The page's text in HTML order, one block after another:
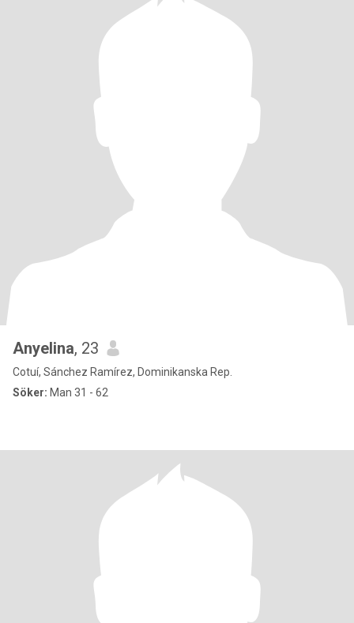
Anyelina, 23
Cotuí, Sánchez Ramírez, Dominikanska Rep.
Söker: Man 31 - 62